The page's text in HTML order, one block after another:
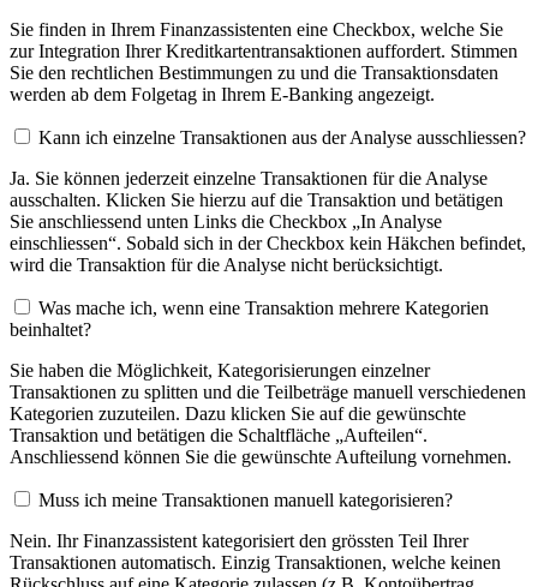
Sie finden in Ihrem Finanzassistenten eine Checkbox, welche Sie
zur Integration Ihrer Kreditkartentransaktionen auffordert. Stimmen
Sie den rechtlichen Bestimmungen zu und die Transaktionsdaten
werden ab dem Folgetag in Ihrem E-Banking angezeigt.
Kann ich einzelne Transaktionen aus der Analyse ausschliessen?
Ja. Sie können jederzeit einzelne Transaktionen für die Analyse
ausschalten. Klicken Sie hierzu auf die Transaktion und betätigen
Sie anschliessend unten Links die Checkbox „In Analyse
einschliessen“. Sobald sich in der Checkbox kein Häkchen befindet,
wird die Transaktion für die Analyse nicht berücksichtigt.
Was mache ich, wenn eine Transaktion mehrere Kategorien
beinhaltet?
Sie haben die Möglichkeit, Kategorisierungen einzelner
Transaktionen zu splitten und die Teilbeträge manuell verschiedenen
Kategorien zuzuteilen. Dazu klicken Sie auf die gewünschte
Transaktion und betätigen die Schaltfläche „Aufteilen“.
Anschliessend können Sie die gewünschte Aufteilung vornehmen.
Muss ich meine Transaktionen manuell kategorisieren?
Nein. Ihr Finanzassistent kategorisiert den grössten Teil Ihrer
Transaktionen automatisch. Einzig Transaktionen, welche keinen